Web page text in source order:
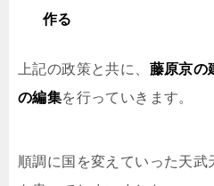
作る
上記の政策と共に、 藤原京の
の編集を行っていきます。
順調に国を変えていった天